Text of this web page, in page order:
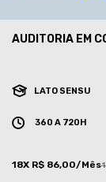
AUDITORIA EM
LATO SENSU
360 A 720H
18X R$ 86,00/Mês